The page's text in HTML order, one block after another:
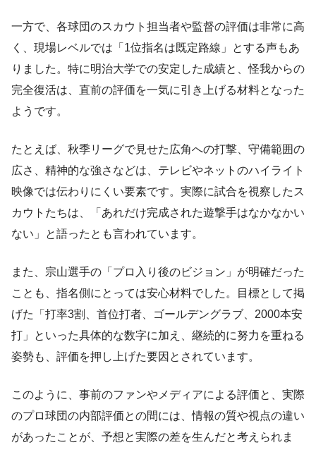
一方で、各球団のスカウト担当者や監督の評価は非常に高
く、現場レベルでは「1位指名は既定路線」とする声もあ
りました。特に明治大学での安定した成績と、怪我からの
完全復活は、直前の評価を一気に引き上げる材料となった
ようです。
たとえば、秋季リーグで見せた広角への打撃、守備範囲の
広さ、精神的な強さなどは、テレビやネットのハイライト
映像では伝わりにくい要素です。実際に試合を視察したス
カウトたちは、「あれだけ完成された遊撃手はなかなかい
ない」と語ったとも言われています。
また、宗山選手の「プロ入り後のビジョン」が明確だった
ことも、指名側にとっては安心材料でした。目標として掲
げた「打率3割、首位打者、ゴールデングラブ、2000本安
打」といった具体的な数字に加え、継続的に努力を重ねる
姿勢も、評価を押し上げた要因とされています。
このように、事前のファンやメディアによる評価と、実際
のプロ球団の内部評価との間には、情報の質や視点の違い
があったことが、予想と実際の差を生んだと考えられま